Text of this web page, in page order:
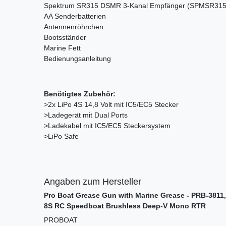
Spektrum SR315 DSMR 3-Kanal Empfänger
AA Senderbatterien
Antennenröhrchen
Bootsständer
Marine Fett
Bedienungsanleitung
Benötigtes Zubehör:
>2x LiPo 4S 14,8 Volt mit IC5/EC5 Stecker
>Ladegerät mit Dual Ports
>Ladekabel mit IC5/EC5 Steckersystem
>LiPo Safe
Angaben zum Hersteller
Pro Boat Grease Gun with Marine Grease - PRB-
8S RC Speedboat Brushless Deep-V Mono RTR
PROBOAT